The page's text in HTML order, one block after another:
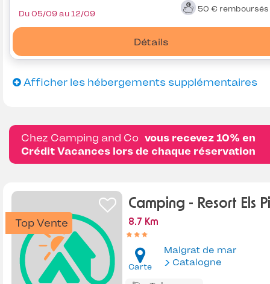
50 € remboursés
Détails
Du 05/09 au 12/09
Afficher les hébergements supplémentaires
Chez Camping and Co vous recevez 10% en
Crédit Vacances lors de chaque réservation
Top Vente
Camping - Resort Els
8.7 Km
Carte
Malgrat de mar
Catalogne